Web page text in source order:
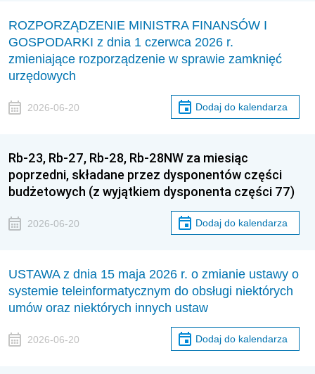
ROZPORZĄDZENIE MINISTRA FINANSÓW I
GOSPODARKI z dnia 1 czerwca 2026 r.
zmieniające rozporządzenie w sprawie zamknięć
urzędowych
2026-06-20 Dodaj do kalendarza
Rb-23, Rb-27, Rb-28, Rb-28NW za miesiąc
poprzedni, składane przez dysponentów części
budżetowych (z wyjątkiem dysponenta części 77)
2026-06-20 Dodaj do kalendarza
USTAWA z dnia 15 maja 2026 r. o zmianie ustawy o
systemie teleinformatycznym do obsługi niektórych
umów oraz niektórych innych ustaw
2026-06-20 Dodaj do kalendarza